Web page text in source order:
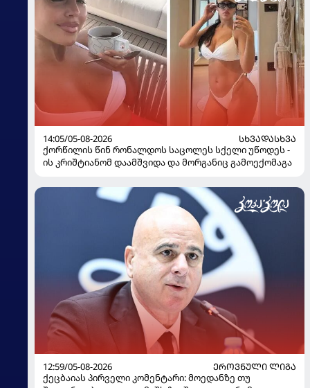
14:05/05-08-2026
ᲡᲮᲕᲐᲓᲐᲡᲮᲕᲐ
ქორწილის წინ რონალდოს საცოლეს სქელი უწოდეს -
ის კრიშტიანომ დაამშვიდა და მორგანიც გამოექომაგა
12:59/05-08-2026
ᲔᲠᲝᲕᲜᲣᲚᲘ ᲚᲘᲒᲐ
ქეცბაიას პირველი კომენტარი: მოედანზე თუ